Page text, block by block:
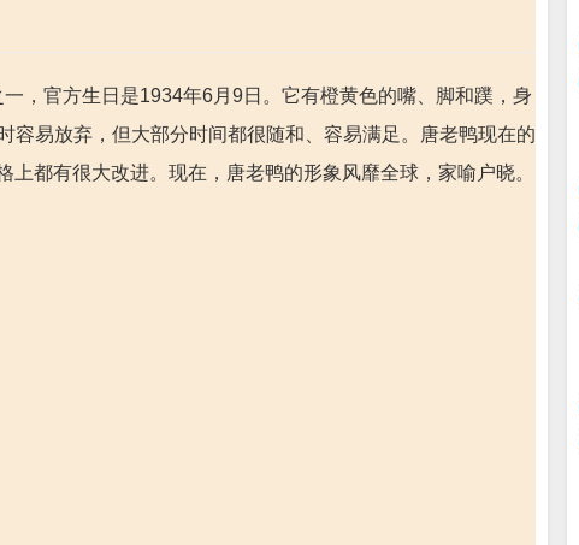
，官方生日是1934年6月9日。它有橙黄色的嘴、脚和蹼，身
容易放弃，但大部分时间都很随和、容易满足。唐老鸭现在的
都有很大改进。现在，唐老鸭的形象风靡全球，家喻户晓。